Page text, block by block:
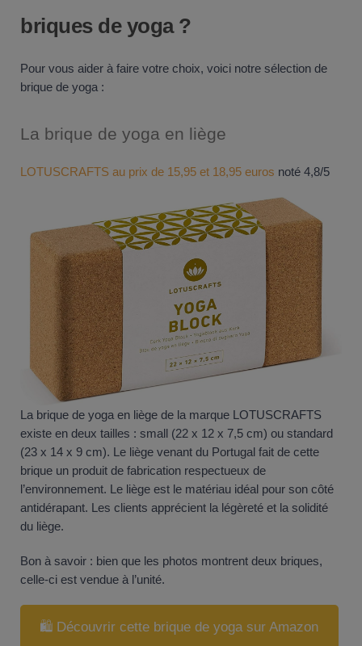
briques de yoga ?
Pour vous aider à faire votre choix, voici notre sélection de
brique de yoga :
La brique de yoga en liège
LOTUSCRAFTS au prix de 15,95 et 18,95 euros noté 4,8/5
La brique de yoga en liège de la marque LOTUSCRAFTS
existe en deux tailles : small (22 x 12 x 7,5 cm) ou standard
(23 x 14 x 9 cm). Le liège venant du Portugal fait de cette
brique un produit de fabrication respectueux de
l’environnement. Le liège est le matériau idéal pour son côté
antidérapant. Les clients apprécient la légèreté et la solidité
du liège.
Bon à savoir : bien que les photos montrent deux briques,
celle-ci est vendue à l’unité.
🛍️ Découvrir cette brique de yoga sur Amazon